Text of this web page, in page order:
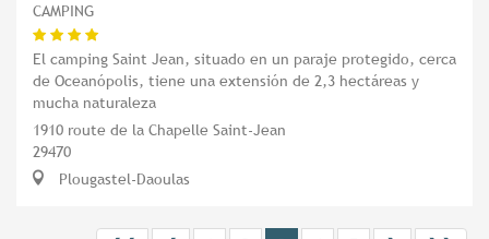
CAMPING
El camping Saint Jean, situado en un paraje protegido, cerca
de Oceanópolis, tiene una extensión de 2,3 hectáreas y
mucha naturaleza
1910 route de la Chapelle Saint-Jean
29470
Plougastel-Daoulas